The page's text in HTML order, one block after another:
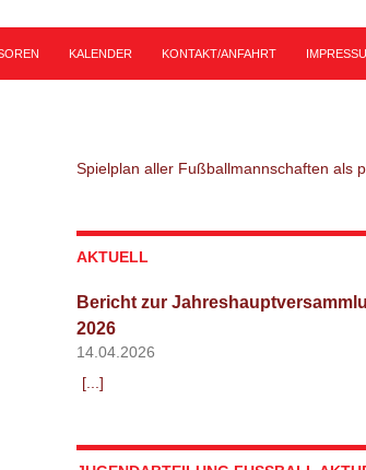
KALENDER KONTAKT/ANFAHRT
Spielplan aller Fußballmannschaften als
AKTUELL
Bericht zur
2026
14.04.2026
[...]